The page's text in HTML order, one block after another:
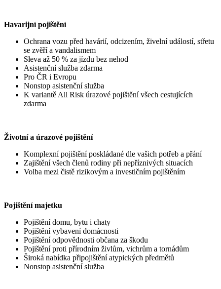
Havarijní pojištění
Ochrana vozu před havárií, odcizením, živelní událostí, střetu
se zvěří a vandalismem
Sleva až 50 % za jízdu bez nehod
Asistenční služba zdarma
Pro ČR i Evropu
Nonstop asistenční služba
K variantě All Risk úrazové pojištění všech cestujících
zdarma
Životní a úrazové pojištění
Komplexní pojištění poskládané dle vašich potřeb a přání
Zajištění všech členů rodiny při nepříznivých situacích
Volba mezi čistě rizikovým a investičním pojištěním
Pojištění majetku
Pojištění domu, bytu i chaty
Pojištění vybavení domácnosti
Pojištění odpovědnosti občana za škodu
Pojištění proti přírodním živlům, vichrům a tornádům
Široká nabídka připojištění atypických předmětů
Nonstop asistenční služba